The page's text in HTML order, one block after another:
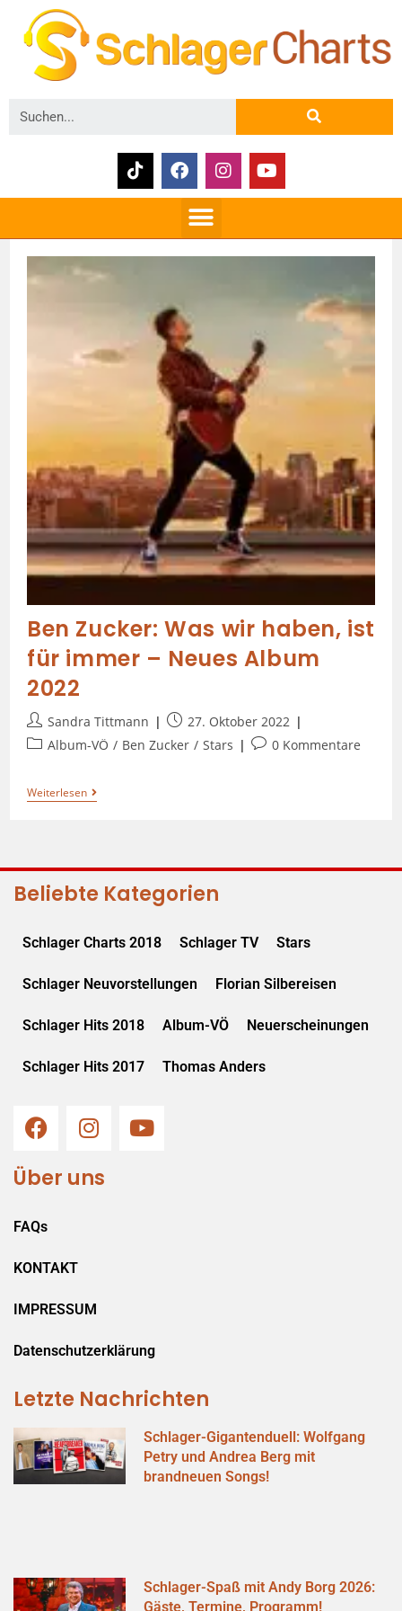
Ben Zucker: Was wir haben, ist
für immer – Neues Album
2022
Sandra Tittmann
27. Oktober 2022
Album-VÖ / Ben Zucker / Stars 0 Kommentare
Weiterlesen
Beliebte Kategorien
Schlager Charts 2018 Schlager TV Stars
Schlager Neuvorstellungen Florian Silbereisen
Schlager Hits 2018 Album-VÖ Neuerscheinungen
Schlager Hits 2017 Thomas Anders
Über uns
FAQs
KONTAKT
IMPRESSUM
Datenschutzerklärung
Letzte Nachrichten
Schlager-Gigantenduell: Wolfgang
Petry und Andrea Berg mit
brandneuen Songs!
Schlager-Spaß mit Andy Borg 2026:
Gäste, Termine, Programm!